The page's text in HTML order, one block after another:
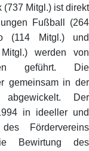
(737 Mitgl.) ist direkt
Fußball (264
(114 Mitgl.) und
werden von
geführt. Die
gemeinsam in der
Der
in ideeller und
Fördervereins
Bewirtung des